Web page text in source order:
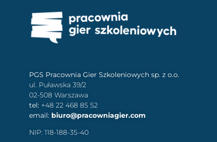
PGS Pracownia Gier Szkoleniowych sp. z o.o.
ul. Puławska 39/2
02-508 Warszawa
tel: +48 22 468 85 52
email: biuro@pracowniagier.com
NIP: 118-188-35-40